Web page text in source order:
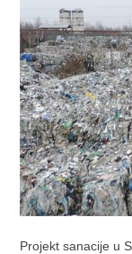
Projekt sanacije u